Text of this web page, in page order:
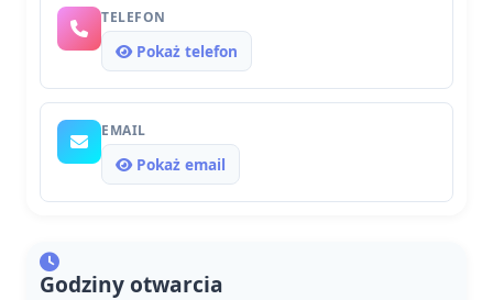
TELEFON
Pokaż telefon
EMAIL
Pokaż email
Godziny otwarcia